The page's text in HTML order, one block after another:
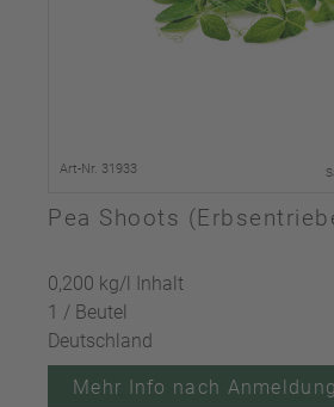
Art-Nr. 31933
Pea Shoots
0,200 kg/l Inhalt
1 / Beutel
Deutschland
Mehr Info nach Anmeldung